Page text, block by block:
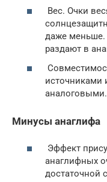
Вес. Очки
даже меньше.
раздают в
источниками
аналоговыми.
Минусы анаглифа
Эффект
анаглифных
достаточной